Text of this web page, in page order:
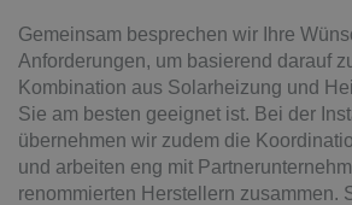
Gemeinsam besprechen wir Ihre
Anforderungen, um basierend darauf
Kombination aus Solarheizung und
Sie am besten geeignet ist. Bei der
übernehmen wir zudem die
und arbeiten eng mit
renommierten Herstellern zusammen.